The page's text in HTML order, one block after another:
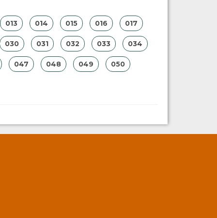
013 014 015 016 017
030 031 032 033 034
047 048 049 050